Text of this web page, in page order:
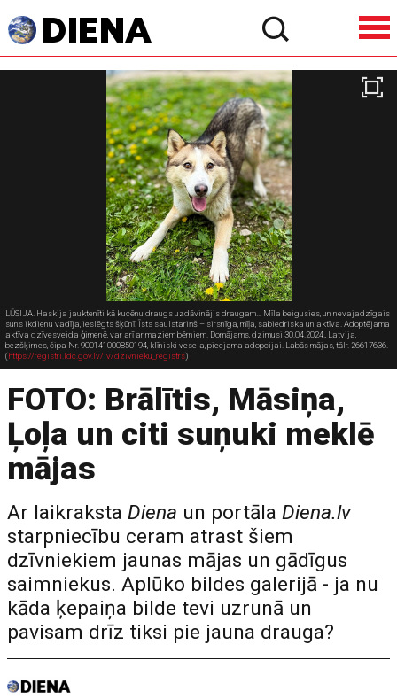
LŪSIJA. Haskija jauktenīti kā kucēnu draugs uzdāvinājis draugam… Mīla beigusies, un nevajadzīgais
suns ikdienu vadīja, ieslēgts šķūnī. Īsts saulstariņš – sirsnīga, mīļa, sabiedriska un aktīva. Adoptējama
aktīva dzīvesveida ģimenē, var arī ar maziem bērniem. Domājams, dzimusi 30.04.2024., Latvija,
bezšķirnes, čipa Nr. 900141000850194, klīniski vesela, pieejama adopcijai. Labās mājas, tālr. 26617636.
(https://registri.ldc.gov.lv/lv/dzivnieku_registrs)
FOTO: Brālītis, Māsiņa,
Ļoļa un citi suņuki meklē
mājas
Ar laikrakstaDiena un portālaDiena.lv
starpniecību ceram atrast šiem
dzīvniekiem jaunas mājas un gādīgus
saimniekus. Aplūko bildes galerijā - ja nu
kāda ķepaiņa bilde tevi uzrunā un
pavisam drīz tiksi pie jauna drauga?